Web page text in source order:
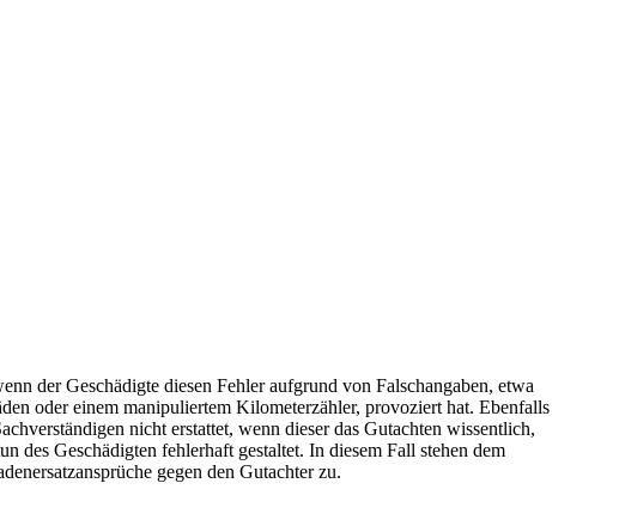
der Geschädigte diesen Fehler aufgrund von Falschangaben, etwa
oder einem manipuliertem Kilometerzähler, provoziert hat. Ebenfalls
nicht erstattet, wenn dieser das Gutachten wissentlich,
des Geschädigten fehlerhaft gestaltet. In diesem Fall stehen dem
gegen den Gutachter zu.